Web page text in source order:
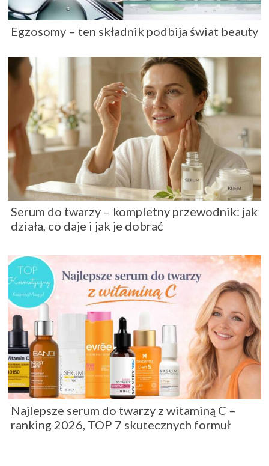
Egzosomy – ten składnik podbija świat beauty
Serum do twarzy – kompletny przewodnik: jak
działa, co daje i jak je dobrać
Najlepsze serum do twarzy z witaminą C –
ranking 2026, TOP 7 skutecznych formuł